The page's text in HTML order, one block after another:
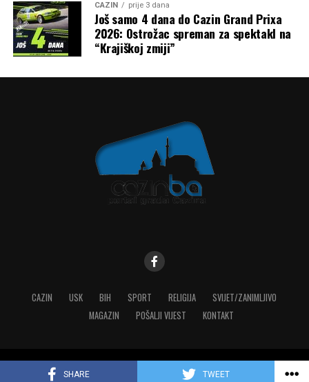
SHARE TWEET
CAZIN prije 3 dana
Još samo 4 dana do Cazin Grand Prixa
2026: Ostrožac spreman za spektakl na
“Krajiškoj zmiji”
CAZIN USK BIH SPORT RELIGIJA
SVIJET/ZANIMLJIVO
MAGAZIN
POŠALJI VIJEST KONTAKT
Copyright © 2023 MediaONE